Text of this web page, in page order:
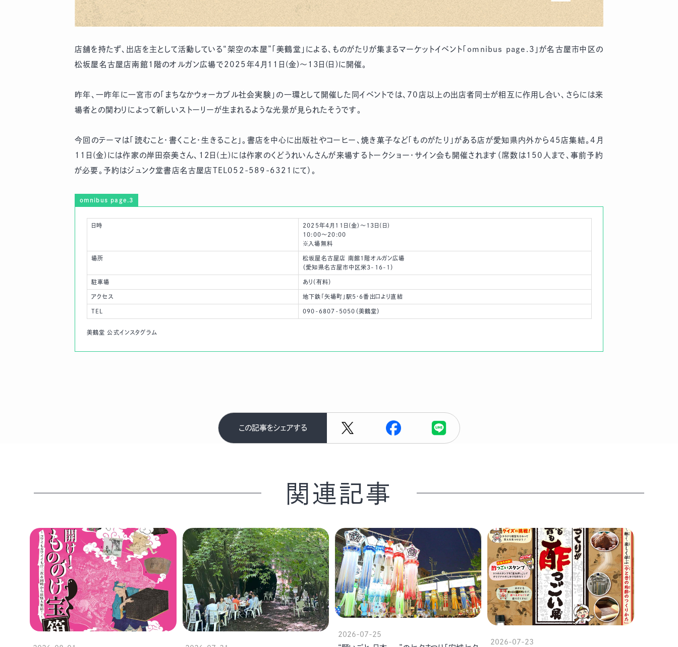
店舗を持たず、出店を主として活動している“架空の本屋”「美鶴堂」による、ものがたりが集まるマーケットイベント「omnibus page.3」が名古屋市中区の
松坂屋名古屋店南館1階のオルガン広場で2025年4月11日(金)～13日(日)に開催。
昨年、一昨年に一宮市の「まちなかウォーカブル社会実験」の一環として開催した同イベントでは、70店以上の出店者同士が相互に作用し合い、さらには来
場者との関わりによって新しいストーリーが生まれるような光景が見られたそうです。
今回のテーマは「読むこと・書くこと・生きること」。書店を中心に出版社やコーヒー、焼き菓子など「ものがたり」がある店が愛知県内外から45店集結。4月
11日(金)には作家の岸田奈美さん、12日(土)には作家のくどうれいんさんが来場するトークショー・サイン会も開催されます（席数は150人まで、事前予約
が必要。予約はジュンク堂書店名古屋店TEL052-589-6321にて）。
omnibus page.3
日時
2025年4月11日(金)～13日(日)
10:00～20:00
※入場無料
場所
松坂屋名古屋店 南館1階オルガン広場
（愛知県名古屋市中区栄3-16-1）
駐車場 あり（有料）
アクセス 地下鉄「矢場町」駅5・6番出口より直結
TEL 090-6807-5050（美鶴堂）
美鶴堂 公式インスタグラム
この記事をシェアする
関連記事
2026-07-25
2026-07-23